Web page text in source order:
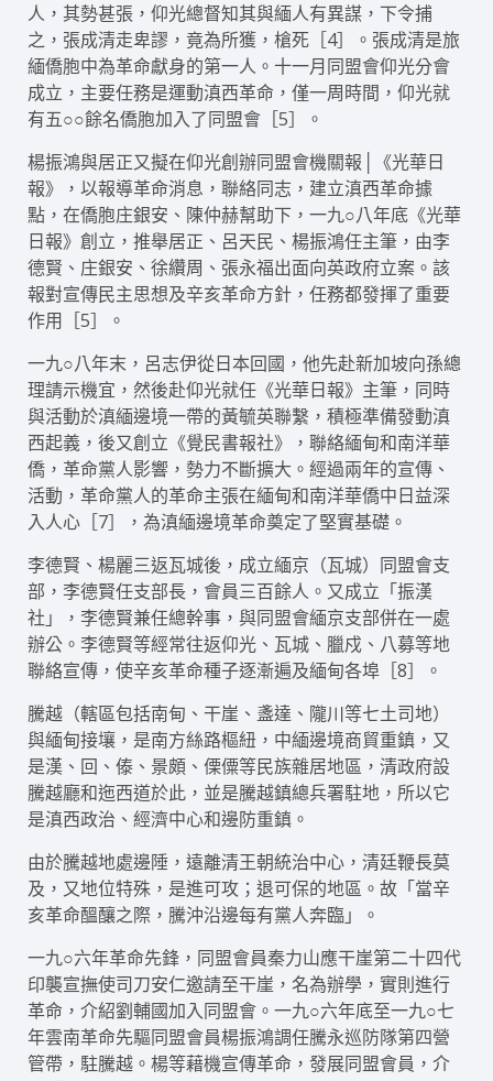
人，其勢甚張，仰光總督知其與緬人有異謀，下令捕
之，張成清走卑謬，竟為所獲，槍死［4］。張成清是旅
緬僑胞中為革命獻身的第一人。十一月同盟會仰光分會
成立，主要任務是運動滇西革命，僅一周時間，仰光就
有五○○餘名僑胞加入了同盟會［5］。
楊振鴻與居正又擬在仰光創辦同盟會機關報│《光華日
報》，以報導革命消息，聯絡同志，建立滇西革命據
點，在僑胞庄銀安、陳仲赫幫助下，一九○八年底《光華
日報》創立，推舉居正、呂天民、楊振鴻任主筆，由李
德賢、庄銀安、徐纘周、張永福出面向英政府立案。該
報對宣傳民主思想及辛亥革命方針，任務都發揮了重要
作用［5］。
一九○八年末，呂志伊從日本回國，他先赴新加坡向孫總
理請示機宜，然後赴仰光就任《光華日報》主筆，同時
與活動於滇緬邊境一帶的黃毓英聯繫，積極準備發動滇
西起義，後又創立《覺民書報社》，聯絡緬甸和南洋華
僑，革命黨人影響，勢力不斷擴大。經過兩年的宣傳、
活動，革命黨人的革命主張在緬甸和南洋華僑中日益深
入人心［7］，為滇緬邊境革命奠定了堅實基礎。
李德賢、楊麗三返瓦城後，成立緬京（瓦城）同盟會支
部，李德賢任支部長，會員三百餘人。又成立「振漢
社」，李德賢兼任總幹事，與同盟會緬京支部併在一處
辦公。李德賢等經常往返仰光、瓦城、臘戍、八募等地
聯絡宣傳，使辛亥革命種子逐漸遍及緬甸各埠［8］。
騰越（轄區包括南甸、干崖、盞達、隴川等七土司地）
與緬甸接壤，是南方絲路樞紐，中緬邊境商貿重鎮，又
是漢、回、傣、景頗、傈僳等民族雜居地區，清政府設
騰越廳和迤西道於此，並是騰越鎮總兵署駐地，所以它
是滇西政治、經濟中心和邊防重鎮。
由於騰越地處邊陲，遠離清王朝統治中心，清廷鞭長莫
及，又地位特殊，是進可攻；退可保的地區。故「當辛
亥革命醞釀之際，騰沖沿邊每有黨人奔臨」。
一九○六年革命先鋒，同盟會員秦力山應干崖第二十四代
印襲宣撫使司刀安仁邀請至干崖，名為辦學，實則進行
革命，介紹劉輔國加入同盟會。一九○六年底至一九○七
年雲南革命先驅同盟會員楊振鴻調任騰永巡防隊第四營
管帶，駐騰越。楊等藉機宣傳革命，發展同盟會員，介